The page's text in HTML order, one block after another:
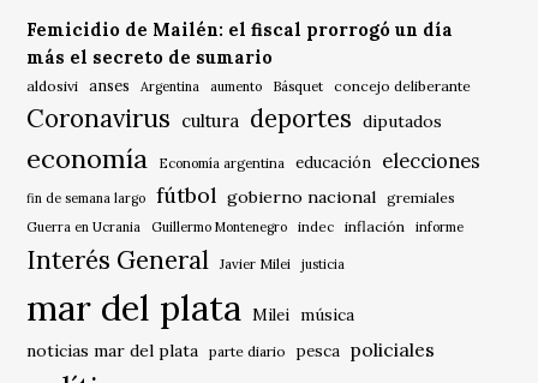
Femicidio de Mailén: el fiscal prorrogó un día
más el secreto de sumario
aldosivi anses Argentina aumento Básquet concejo deliberante
Coronavirus cultura deportes diputados
economía Economía argentina educación elecciones
fin de semana largo fútbol gobierno nacional gremiales
Guerra en Ucrania Guillermo Montenegro indec inflación informe
Interés General Javier Milei justicia
mar del plata Milei música
noticias mar del plata
parte diario pesca policiales